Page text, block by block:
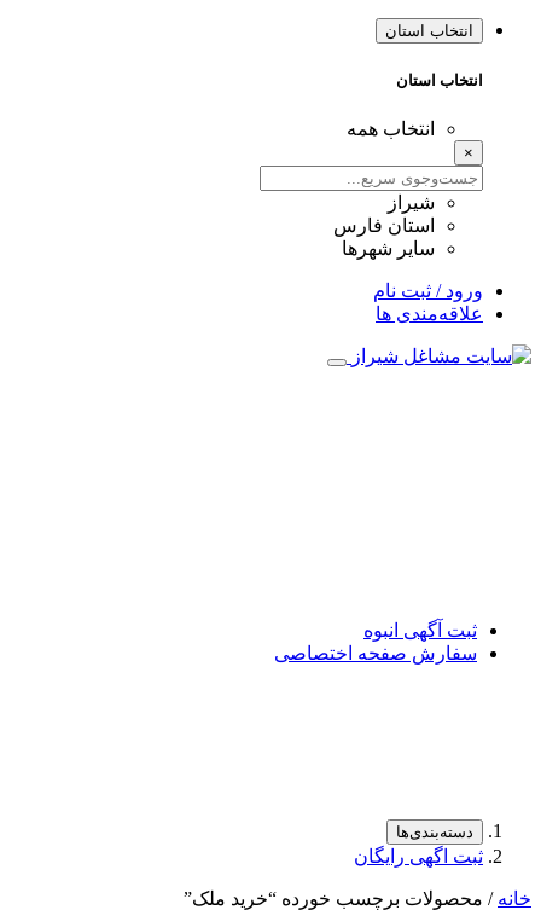
انتخاب استان
انتخاب استان
انتخاب همه
×
شیراز
استان فارس
سایر شهرها
ورود / ثبت نام
علاقه‌مندی ها
ثبت آگهی انبوه
سفارش صفحه اختصاصی
دسته‌بندی‌ها
ثبت اگهی رایگان
خانه / محصولات برچسب خورده “خرید ملک”